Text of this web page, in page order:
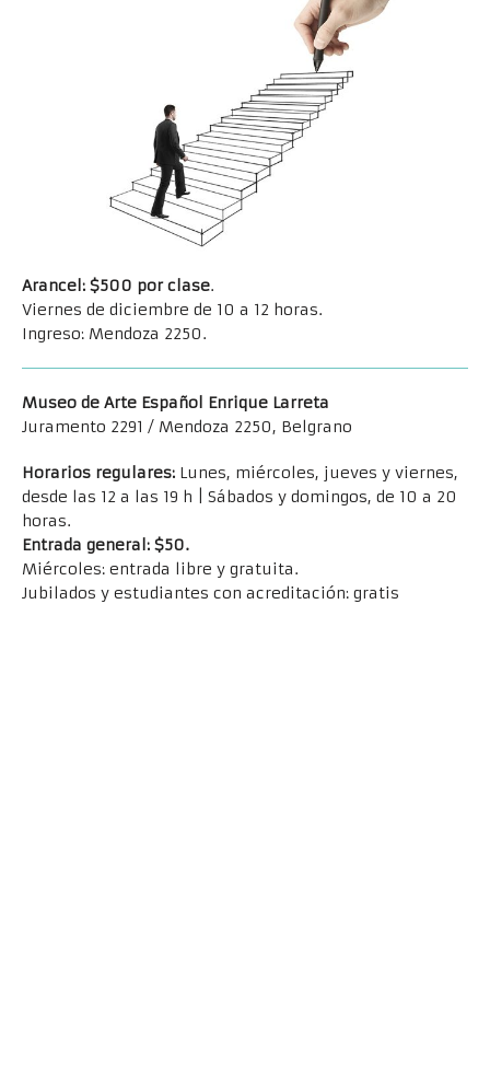
Arancel: $500 por clase.
Viernes de diciembre de 10 a 12 horas.
Ingreso: Mendoza 2250.
Museo de Arte Español Enrique Larreta
Juramento 2291 / Mendoza 2250, Belgrano
Horarios regulares: Lunes, miércoles, jueves y viernes,
desde las 12 a las 19 h | Sábados y domingos, de 10 a 20
horas.
Entrada general: $50.
Miércoles: entrada libre y gratuita.
Jubilados y estudiantes con acreditación: gratis